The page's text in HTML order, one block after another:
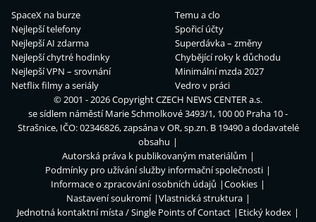
SpaceX na burze
Nejlepší telefony
Nejlepší AI zdarma
Nejlepší chytré hodinky
Nejlepší VPN – srovnání
Netflix filmy a seriály
Temu a clo
Spořicí účty
Superdávka – změny
Chybějící roky k důchodu
Minimální mzda 2027
Vedro v práci
© 2001 - 2026 CopyrightCZECH NEWS CENTER a.s.
se sídlem náměstí Marie Schmolkové 3493/1, 100 00 Praha 10 -
Strašnice, IČO: 02346826, zapsána v OR, sp.zn. B 19490 a dodavatelé
obsahu
Autorská práva k publikovaným materiálům
Podmínky pro užívání služby informační společnosti
Informace o zpracování osobních údajů
Cookies
Nastavení soukromí
Vlastnická struktura
Jednotná kontaktní místa / Single Points of Contact
Etický kodex